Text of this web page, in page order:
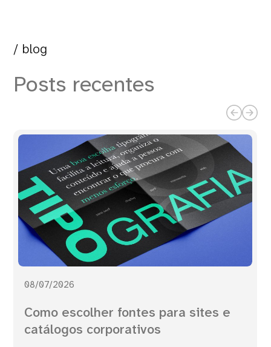
/ blog
Posts recentes
08/07/2026
Como escolher fontes para sites e
catálogos corporativos